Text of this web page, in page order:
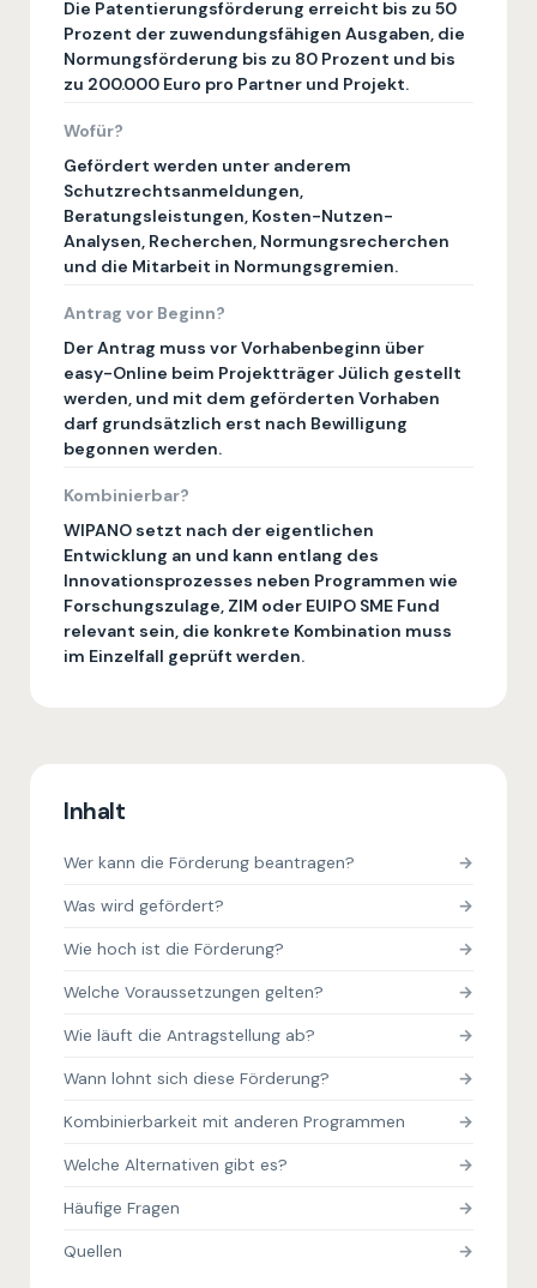
Die Patentierungsförderung erreicht bis zu 50
Prozent der zuwendungsfähigen Ausgaben, die
Normungsförderung bis zu 80 Prozent und bis
zu 200.000 Euro pro Partner und Projekt.
Wofür?
Gefördert werden unter anderem
Schutzrechtsanmeldungen,
Beratungsleistungen, Kosten-Nutzen-
Analysen, Recherchen, Normungsrecherchen
und die Mitarbeit in Normungsgremien.
Antrag vor Beginn?
Der Antrag muss vor Vorhabenbeginn über
easy-Online beim Projektträger Jülich gestellt
werden, und mit dem geförderten Vorhaben
darf grundsätzlich erst nach Bewilligung
begonnen werden.
Kombinierbar?
WIPANO setzt nach der eigentlichen
Entwicklung an und kann entlang des
Innovationsprozesses neben Programmen wie
Forschungszulage, ZIM oder EUIPO SME Fund
relevant sein, die konkrete Kombination muss
im Einzelfall geprüft werden.
Inhalt
Wer kann die Förderung beantragen?
Was wird gefördert?
Wie hoch ist die Förderung?
Welche Voraussetzungen gelten?
Wie läuft die Antragstellung ab?
Wann lohnt sich diese Förderung?
Kombinierbarkeit mit anderen Programmen
Welche Alternativen gibt es?
Häufige Fragen
Quellen